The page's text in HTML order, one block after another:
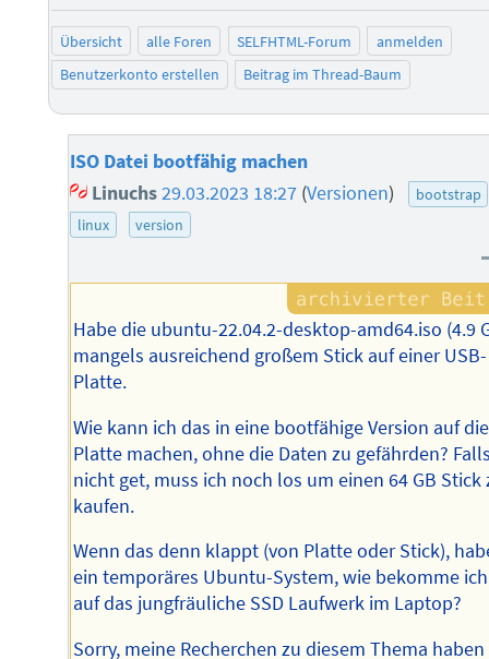
Übersicht alle Foren SELFHTML-Forum
anmelden
Benutzerkonto erstellen
Beitrag im Thread-Baum
ISO Datei bootfähig machen
Linuchs29.03.2023 18:27 (Versionen)
bootstrap
linux
version
Habe die ubuntu-22.04.2-desktop-amd64.iso (4.9
mangels ausreichend großem Stick auf einer USB-
Platte.
Wie kann ich das in eine bootfähige Version auf
Platte machen, ohne die Daten zu gefährden?
nicht get, muss ich noch los um einen 64 GB Stick
kaufen.
Wenn das denn klappt (von Platte oder Stick),
ein temporäres Ubuntu-System, wie bekomme
auf das jungfräuliche SSD Laufwerk im Laptop?
Sorry, meine Recherchen zu diesem Thema haben